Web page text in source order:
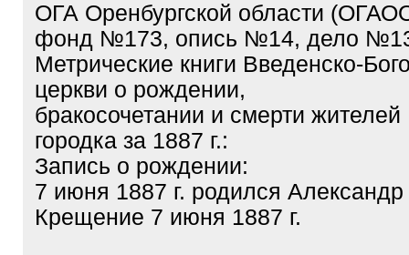
ОГА Оренбургской области
фонд №173, опись №14, дело
Метрические книги Введенско-
церкви о рождении,
бракосочетании и смерти жителей
городка за 1887 г.:
Запись о рождении:
7 июня 1887 г. родился Александр
Крещение 7 июня 1887 г.